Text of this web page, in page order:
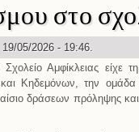
στο
19/05/2026 - 19:46.
Σχολείο Αμφίκλειας
Κηδεμόνων, την
δράσεων πρόληψης